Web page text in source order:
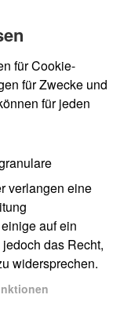
für Cookie-
für Zwecke und
für jeden
verlangen eine
auf ein
das Recht,
widersprechen.